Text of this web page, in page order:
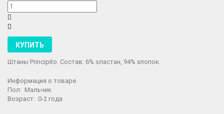
КУПИТЬ
Штаны Principito. Состав: 6% эластан, 94% хлопок.
Информация о товаре
Пол: Мальчик
Возраст: 0-2 года